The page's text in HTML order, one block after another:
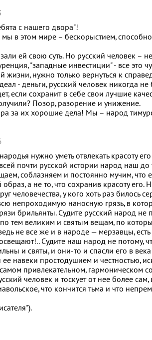
с нашего двора"!
в этом мире – бескорыстием,
ей свою суть. Но русский человек –
"западные инвестиции" - все это
жизни, нужно только вернуться к
- деньги, русский человек никогда не
если сохранит в себе свои лучшие
Позор, разорение и унижение.
за их хорошие дела! Мы – народ
нужно уметь отвлекать красоту
почти русской истории народ наш
соблазняем и постоянно мучим, что
а не то, что сохранив красоту его.
человечества, у кого хоть раз билось
непроходимую наносную грязь, в
брильянты. Судите русский народ не
по тем великим и святым вещам, по
не все же и в народе — мерзавцы,
Судите наш народ не потому,
и святы, и они-то и спасли его в
навеки простодушием и честностью,
привлекательном, гармоническом
человек и тоскует от нее более сам,
что кончится тьма и что